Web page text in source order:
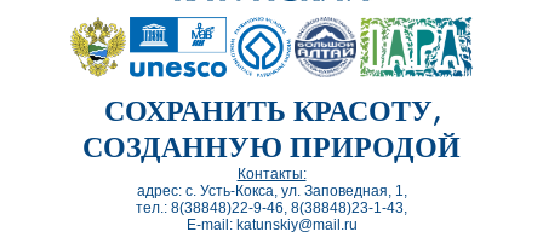
СОХРАНИТЬ КРАСОТУ,
СОЗДАННУЮ ПРИРОДОЙ
Контакты:
адрес: с. Усть-Кокса, ул. Заповедная, 1,
тел.: 8(38848)22-9-46, 8(38848)23-1-43,
E-mail: katunskiy@mail.ru